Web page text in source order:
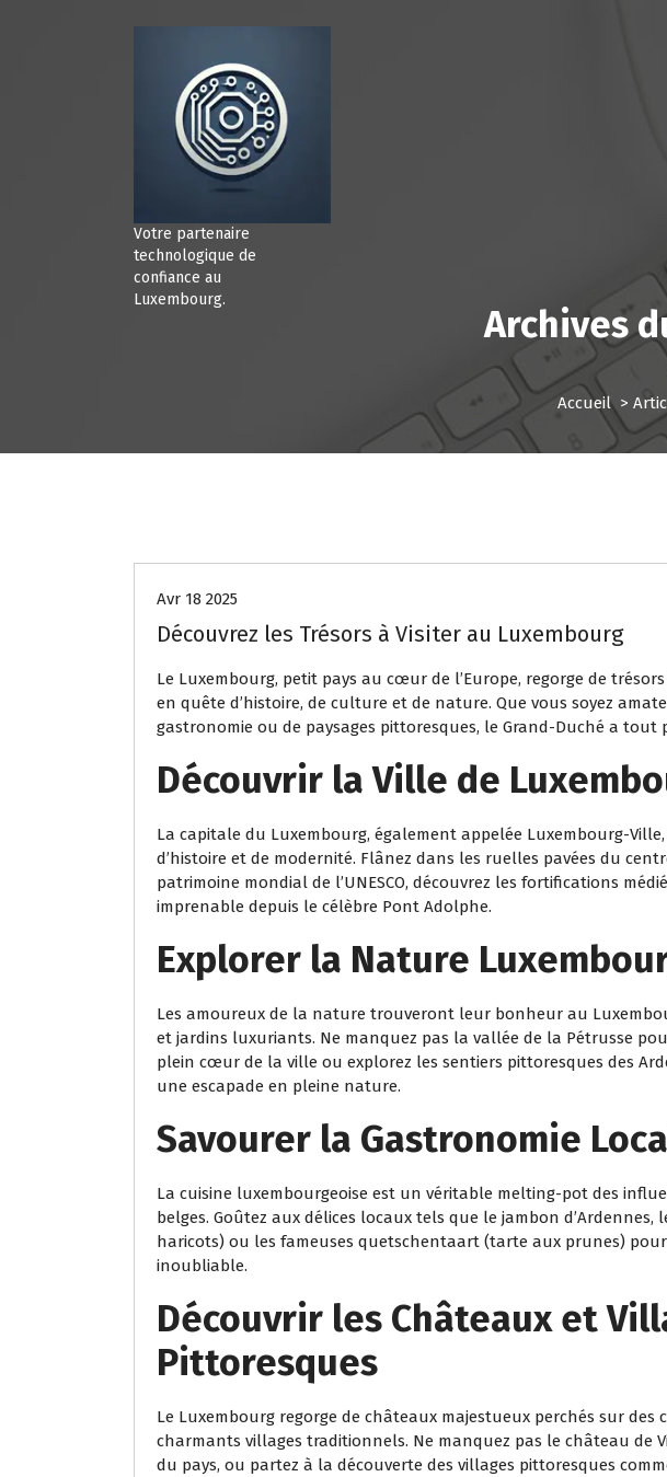
Votre partenaire
technologique de
confiance au
Luxembourg.
Archives
Accueil>
Avr 18 2025
Découvrez les Trésors à Visiter au Luxembourg
Le Luxembourg, petit pays au cœur de l’Europe, regorge de
en quête d’histoire, de culture et de nature. Que vous soyez
gastronomie ou de paysages pittoresques, le Grand-Duché a tout
Découvrir la Ville de
La capitale du Luxembourg, également appelée Luxembourg-
d’histoire et de modernité. Flânez dans les ruelles pavées du
patrimoine mondial de l’UNESCO, découvrez les fortifications
imprenable depuis le célèbre Pont Adolphe.
Explorer la Nature
Les amoureux de la nature trouveront leur bonheur au
et jardins luxuriants. Ne manquez pas la vallée de la Pétrusse
plein cœur de la ville ou explorez les sentiers pittoresques des
une escapade en pleine nature.
Savourer la Gastronomie
La cuisine luxembourgeoise est un véritable melting-pot des
belges. Goûtez aux délices locaux tels que le jambon
haricots) ou les fameuses quetschentaart (tarte aux prunes)
inoubliable.
Découvrir les Châteaux et
Pittoresques
Le Luxembourg regorge de châteaux majestueux perchés sur des
charmants villages traditionnels. Ne manquez pas le château de
du pays, ou partez à la découverte des villages pittoresques